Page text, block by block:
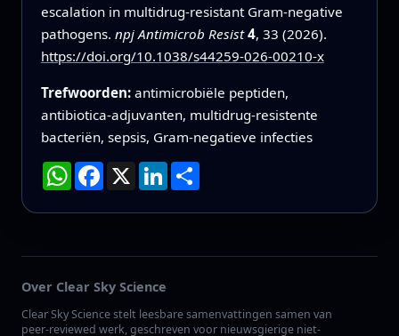
escalation in multidrug-resistant Gram-negative
pathogens. npj Antimicrob Resist 4, 33 (2026).
https://doi.org/10.1038/s44259-026-00210-x
Trefwoorden: antimicrobiële peptiden,
antibiotica‑adjuvanten, multidrug‑resistente
bacteriën, sepsis, Gram‑negatieve infecties
WhatsApp
Facebook
X LinkedIn
Deel
Over Clear Sky Science
Clear Sky Science stelt leesbare samenvattingen samen van
peer-reviewed werk, geschreven voor nieuwsgierige niet-